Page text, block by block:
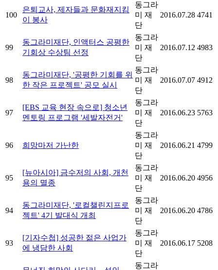
100
은퇴교사, 제자들과 문화재지킴
이 봉사
동그라
미 재
단
2016.07.28 4741
99
동그라미재단, 인액터스 공평한
기회상 수상팀 선정
동그라
미 재
단
2016.07.12 4983
98
동그라미재단, '공평한 기회를 위
한 작은 프로젝트' 공모 실시
동그라
미 재
단
2016.07.07 4912
97
[EBS 교육 현장 속으로] 청소년
멘토링 프로그램 '세발자전거'
동그라
미 재
단
2016.06.23 5763
96 희망마저 가난한
동그라
미 재
단
2016.06.21 4799
95
[뉴아시아] 금수저의 사회, 개천
용의 멸종
동그라
미 재
단
2016.06.20 4956
94
동그라미재단, '로컬챌린지프로
젝트' 4기 발대식 개최
동그라
미 재
단
2016.06.20 4786
93
[기자수첩] 성공한 젊은 사업가
에 냉담한 사회
동그라
미 재
단
2016.06.17 5208
동그라